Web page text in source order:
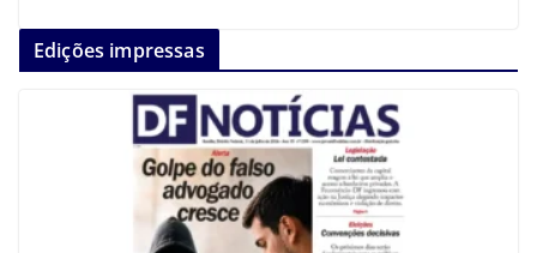
Edições impressas